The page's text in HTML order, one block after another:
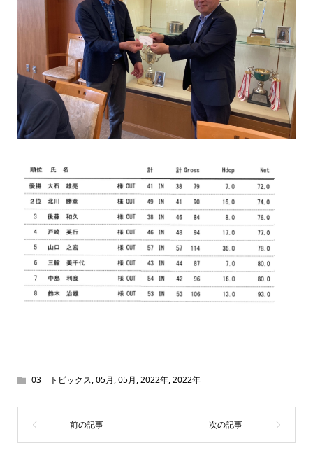
03 トピックス,05月,05月,2022年,2022年